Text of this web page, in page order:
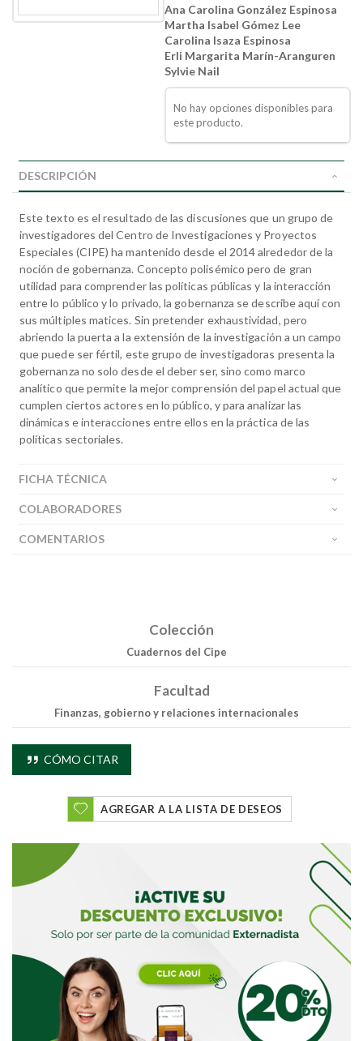
Buscar
Buscar
Ana Carolina González Espinosa
Martha Isabel Gómez Lee
Carolina Isaza Espinosa
Erli Margarita Marín-Aranguren
Sylvie Nail
No hay opciones disponibles para
este producto.
DESCRIPCIÓN
Este texto es el resultado de las discusiones que un grupo de
investigadores del Centro de Investigaciones y Proyectos
Especiales (CIPE) ha mantenido desde el 2014 alrededor de la
noción de gobernanza. Concepto polisémico pero de gran
utilidad para comprender las políticas públicas y la interacción
entre lo público y lo privado, la gobernanza se describe aquí con
sus múltiples matices. Sin pretender exhaustividad, pero
abriendo la puerta a la extensión de la investigación a un campo
que puede ser fértil, este grupo de investigadoras presenta la
gobernanza no solo desde el deber ser, sino como marco
analítico que permite la mejor comprensión del papel actual que
cumplen ciertos actores en lo público, y para analizar las
dinámicas e interacciones entre ellos en la práctica de las
políticas sectoriales.
FICHA TÉCNICA
COLABORADORES
COMENTARIOS
Colección
Cuadernos del Cipe
Facultad
Finanzas, gobierno y relaciones internacionales
CÓMO CITAR
AGREGAR A LA LISTA DE DESEOS